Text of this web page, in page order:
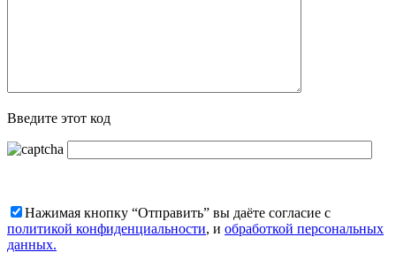
Введите этот код
Нажимая кнопку “Отправить” вы даёте согласие с
политикой конфиденциальности, и обработкой персональных
данных.